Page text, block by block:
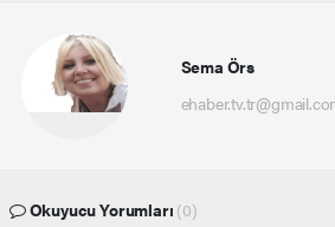
Sema Örs
Okuyucu Yorumları (0)